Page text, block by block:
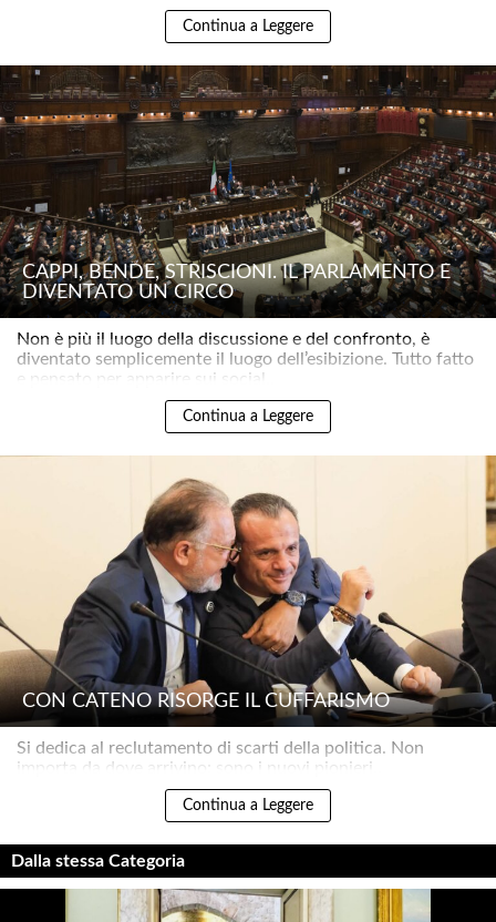
Continua a Leggere
CAPPI, BENDE, STRISCIONI. IL PARLAMENTO È
DIVENTATO UN CIRCO
Non è più il luogo della discussione e del confronto, è
diventato semplicemente il luogo dell’esibizione. Tutto fatto
e pensato per apparire sui social..
Continua a Leggere
CON CATENO RISORGE IL CUFFARISMO
Si dedica al reclutamento di scarti della politica. Non
importa da dove arrivino: sono i nuovi pionieri..
Continua a Leggere
Dalla stessa Categoria